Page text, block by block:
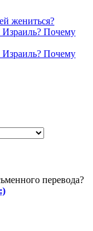
жениться?
Израиль? Почему
Израиль? Почему
перевода?